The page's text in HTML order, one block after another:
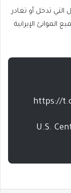
تدخل أو تغادر
الموانئ الإيرانية
https://
— U.S.